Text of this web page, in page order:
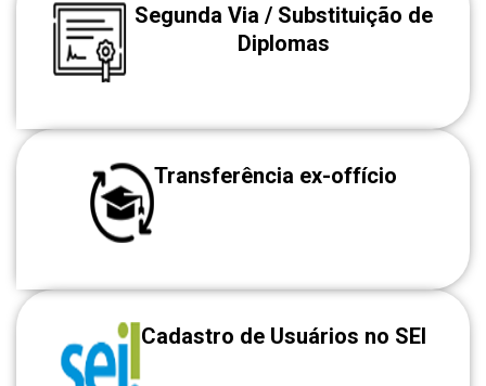
Segunda Via / Substituição de
Diplomas
Transferência ex-offício
Cadastro de Usuários no SEI